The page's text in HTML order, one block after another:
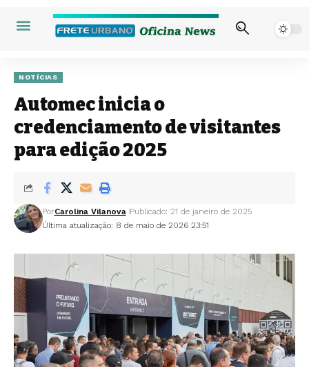
NOTÍCIAS
Automec inicia o
credenciamento de visitantes
para edição 2025
Última atualização: 8 de maio de 2026 23:51
PorCarolina Vilanova Publicado: 21 de janeiro de 2025